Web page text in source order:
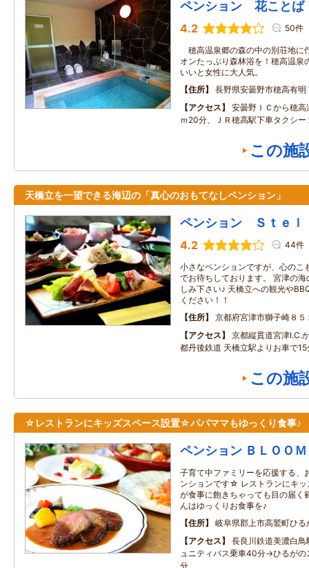
ペンション 花ことば
4.2 50件
穂高温泉郷の森の中の別荘地に
オンたっぷり森林浴を！穂高温泉
いいと女性に大人気。
住所
長野県安曇野市穂高有明
アクセス
安曇野ＩＣから穂
ｍ20分、ＪＲ穂高駅下車タクシー
この施
天橋立を一望できる海辺の「真心のおもてなしペンション」
ペンション Ｓｔｅｌ
4.2 44件
小さなペンションですが、心のこ
でお待ちしております。 宮津の
しみ下さい♪ 天橋立への観光や
ください！！
住所
京都府宮津市獅子崎８５
アクセス
京都縦貫道宮津I.C.
都丹後鉄道 天橋立駅よりお車で15
この施
☆レストランにキッズスペース設置☆パパママもゆっくり食事♪
ペンション ＢＬＯＯＭ
子育て中ファミリーを応援する、
ンションです☆ レストランにキッ
が食事に飽きちゃっても目の届く
んはゆっくりお食事を♪
住所
岐阜県郡上市高鷲町ひ
アクセス
長良川鉄道美濃白
ュニティバス乗車40分→ひるがの
分